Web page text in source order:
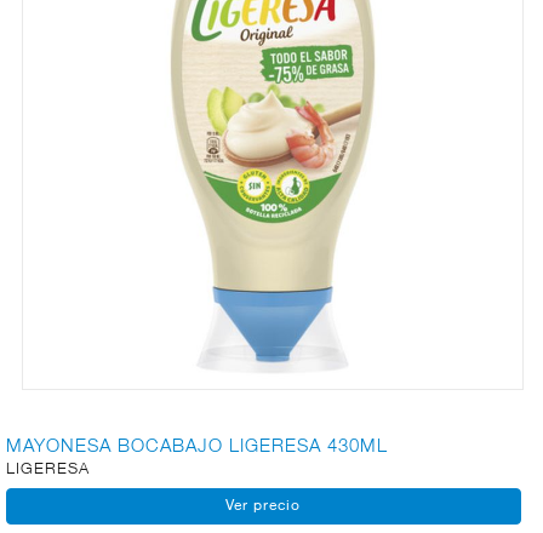
AL
MAYONESA BOCABAJO LIGERESA 430ML
LIGERESA